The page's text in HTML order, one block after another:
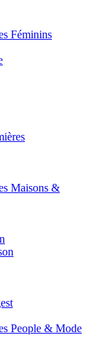
Féminins
Maisons &
People & Mode